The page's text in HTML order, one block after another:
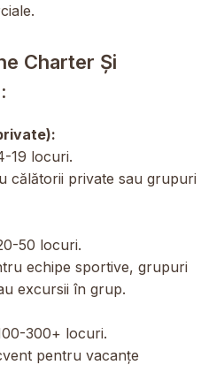
Charter Și
19 locuri.
călătorii private sau grupuri
50 locuri.
echipe sportive, grupuri
excursii în grup.
300+ locuri.
pentru vacanțe